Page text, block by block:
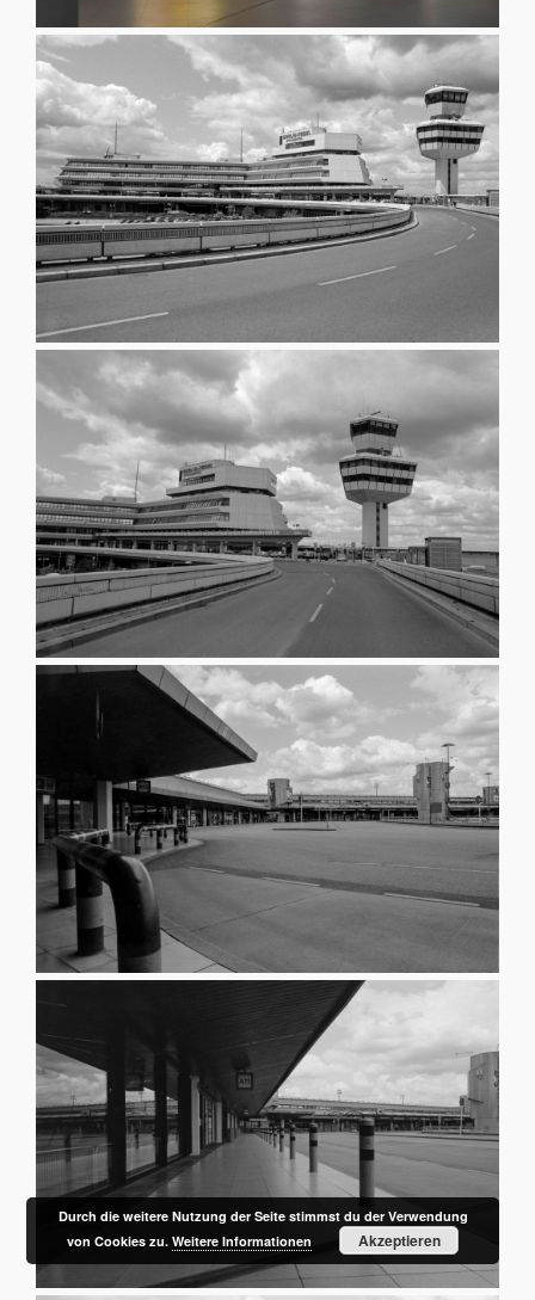
Durch die weitere Nutzung der Seite stimmst du der Verwendung
von Cookies zu.Weitere Informationen Akzeptieren